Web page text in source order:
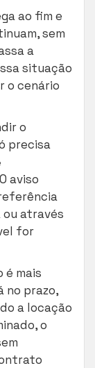
ao fim e
sem
a
situação
o cenário
o
precisa
aviso
através
for
é mais
prazo,
a locação
o